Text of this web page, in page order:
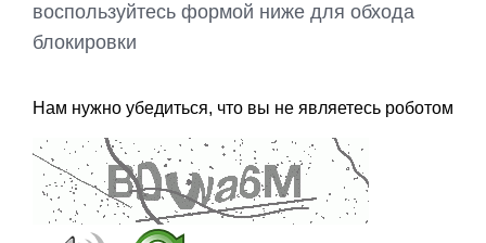
воспользуйтесь формой ниже для обхода
блокировки
Нам нужно убедиться, что вы не являетесь роботом